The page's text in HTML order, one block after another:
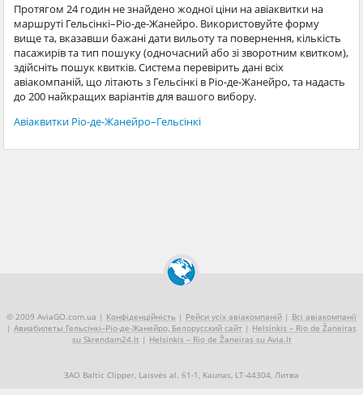
Протягом 24 годин не знайдено жодної ціни на авіаквитки на
маршруті Гельсінкі–Ріо-де-Жанейро. Використовуйте форму
вище та, вказавши бажані дати вильоту та повернення, кількість
пасажирів та тип пошуку (одночасний або зі зворотним квитком),
здійсніть пошук квитків. Система перевірить дані всіх
авіакомпаній, що літають з Гельсінкі в Ріо-де-Жанейро, та надасть
до 200 найкращих варіантів для вашого вибору.
Авіаквитки Ріо-де-Жанейро–Гельсінкі
© 2009 AviaGO.com.ua | Конфіденційність | Рейси усіх авіакомпаній | Всі авіакомпанії
| Авиабилеты Гельсінкі–Ріо-де-Жанейро, Белорусский сайт | Helsinkis – Rio de Žaneiras
su Skrendam24.lt | Helsinkis – Rio de Žaneiras su Avia.lt
ЗАО Baltic Clipper, Laisvės al. 61-1, Kaunas, LT-44304, Литва